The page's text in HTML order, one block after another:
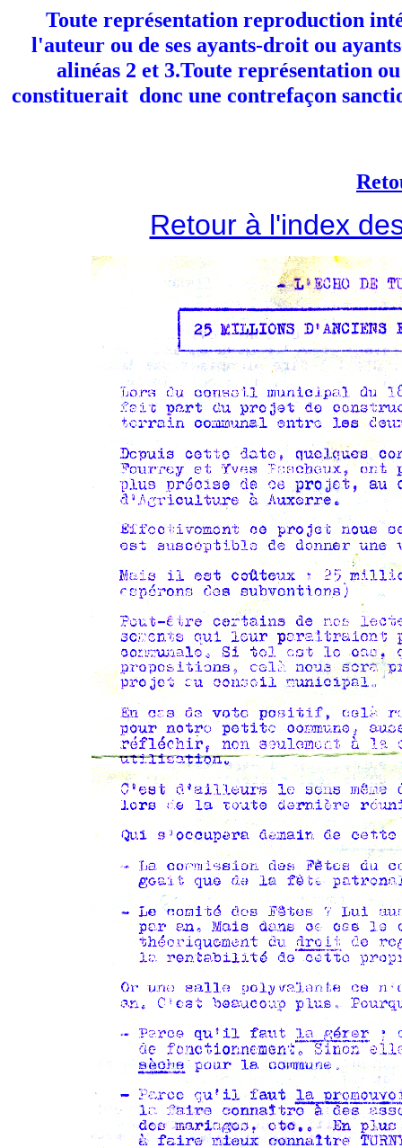
Toute représentation reproduction
l'auteur ou de ses ayants-droit ou
alinéas 2 et 3.Toute représentation
constituerait donc une contrefaçon
Retour à l'index